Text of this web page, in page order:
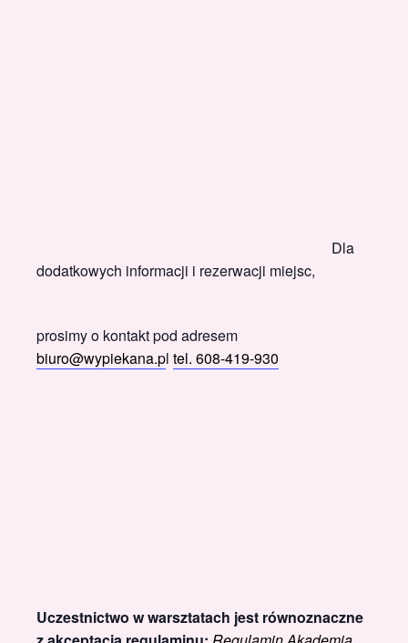
Dla
dodatkowych informacji i rezerwacji miejsc,
prosimy o kontakt pod adresem
biuro@wypiekana.pl tel. 608-419-930
Uczestnictwo w warsztatach jest równoznaczne